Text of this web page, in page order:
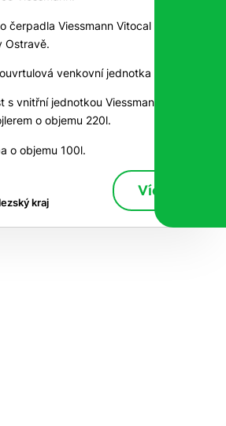
čerpadla Viessmann Vitocal 222-S
Ostravě.
venkovní jednotka 222-S.
s vnitřní jednotkou Viessmann
o objemu 220l.
o objemu 100l.
kraj
Více